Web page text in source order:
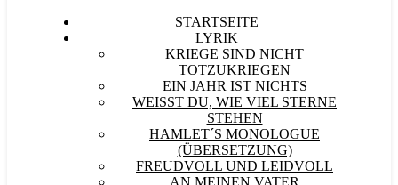
STARTSEITE
LYRIK
KRIEGE SIND NICHT
TOTZUKRIEGEN
EIN JAHR IST NICHTS
WEISST DU, WIE VIEL STERNE S
TEHEN
HAMLET´S MONOLOGUE
(ÜBERSETZUNG)
FREUDVOLL UND LEIDVOLL
AN MEINEN VATER